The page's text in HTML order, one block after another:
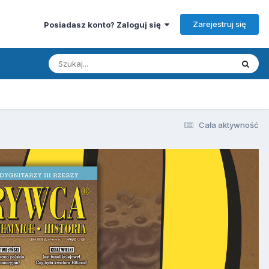
Posiadasz konto? Zaloguj się Zarejestruj się
Cała aktywność